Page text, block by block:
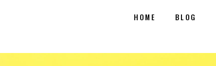
HOME BLOG